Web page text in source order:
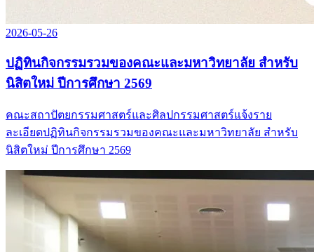
2026-05-26
ปฏิทินกิจกรรมรวมของคณะและมหาวิทยาลัย สำหรับ
นิสิตใหม่ ปีการศึกษา 2569
คณะสถาปัตยกรรมศาสตร์และศิลปกรรมศาสตร์แจ้งราย
ละเอียดปฏิทินกิจกรรมรวมของคณะและมหาวิทยาลัย สำหรับ
นิสิตใหม่ ปีการศึกษา 2569